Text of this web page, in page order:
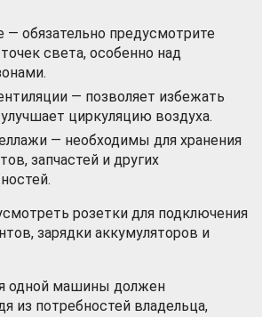
обязательно предусмотрите
света, особенно над
— позволяет избежать
циркуляцию воздуха.
— необходимы для хранения
запчастей и других
розетки для подключения
зарядки аккумуляторов и
одной машины должен
из потребностей владельца,